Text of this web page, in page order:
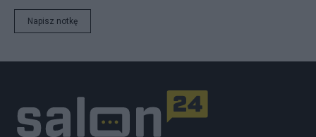
Napisz notkę